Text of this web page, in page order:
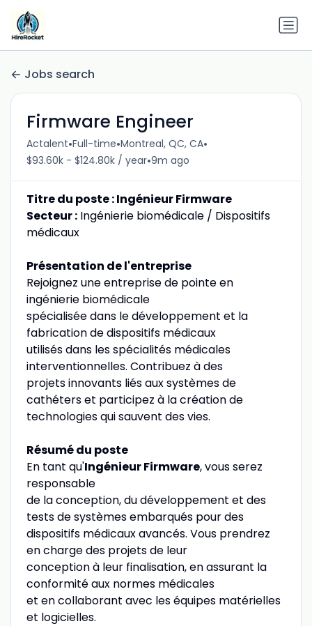
Jobs search
Firmware Engineer
Actalent•Full-time•Montreal, QC, CA•
$93.60k - $124.80k / year•9m ago
Titre du poste : Ingénieur Firmware
Secteur :Ingénierie biomédicale / Dispositifs
médicaux
Présentation de l'entreprise
Rejoignez une entreprise de pointe en
ingénierie biomédicale
spécialisée dans le développement et la
fabrication de dispositifs médicaux
utilisés dans les spécialités médicales
interventionnelles. Contribuez à des
projets innovants liés aux systèmes de
cathéters et participez à la création de
technologies qui sauvent des vies.
Résumé du poste
En tant qu'Ingénieur Firmware, vous serez
responsable
de la conception, du développement et des
tests de systèmes embarqués pour des
dispositifs médicaux avancés. Vous prendrez
en charge des projets de leur
conception à leur finalisation, en assurant la
conformité aux normes médicales
et en collaborant avec les équipes matérielles
et logicielles.